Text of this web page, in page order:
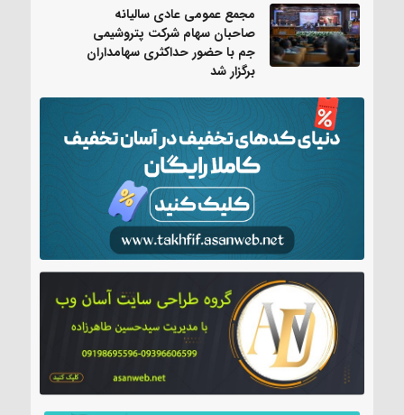
مجمع عمومی عادی سالیانه
صاحبان سهام شرکت پتروشیمی
جم با حضور حداکثری سهامداران
برگزار شد